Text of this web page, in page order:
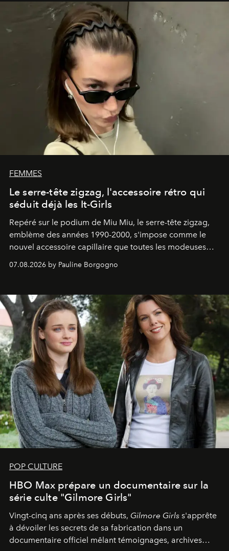
FEMMES
Le serre-tête zigzag, l'accessoire rétro qui
séduit déjà les It-Girls
Repéré sur le podium de Miu Miu, le serre-tête zigzag,
emblème des années 1990-2000, s'impose comme le
nouvel accessoire capillaire que toutes les modeuses
07.08.2026 by Pauline Borgogno
POP CULTURE
HBO Max prépare un documentaire sur la
série culte "Gilmore Girls"
Vingt-cinq ans après ses débuts, Gilmore Girls s'apprête
à dévoiler les secrets de sa fabrication dans un
documentaire officiel mêlant témoignages, archives